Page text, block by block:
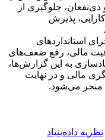
جلوگیری از
پذیرش
استانداردهای
مالی، رفع ضعف‌های
به این گزارش‌ها،
مالی و در نهایت
منجر می‌شود.
نظریه داده‌بنیاد